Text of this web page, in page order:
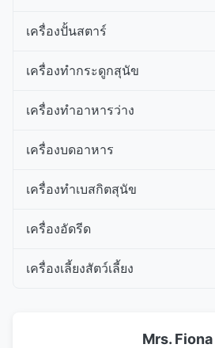
เครื่องปั้นสตาร์
เครื่องทำกระดูกสุนัข
เครื่องทําอาหารว่าง
เครื่องบดอาหาร
เครื่องทําเบสกิตสุนัข
เครื่องอัดรีด
เครื่องเลี้ยงสัตว์เลี้ยง
Mrs. Fiona